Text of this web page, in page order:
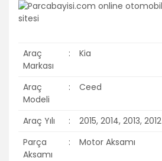
Araç
Markası
: Kia
Araç
Modeli
: Ceed
Araç Yılı :
2015, 2014, 2013, 2012
Parça
Aksamı
: Motor Aksamı